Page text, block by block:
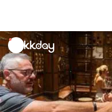
unread
notifications